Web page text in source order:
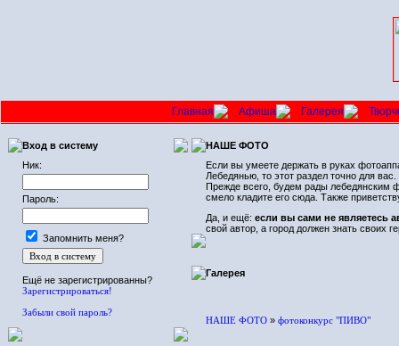
Главная Афиша Галерея
Вход в систему
Ник:
Пароль:
Запомнить меня?
Ещё не зарегистрированны?
Зарегистрироваться!
Забыли свой пароль?
НАШЕ ФОТО
Если вы умеете держать в руках
Лебедянью, то этот раздел точно для
Прежде всего, будем рады лебедянским
смело кладите его сюда. Также
Да, и ещё: если вы сами не являетесь
свой автор, а город должен знать своих
Галерея
НАШЕ ФОТО » фотоконкурс "ПИВО"